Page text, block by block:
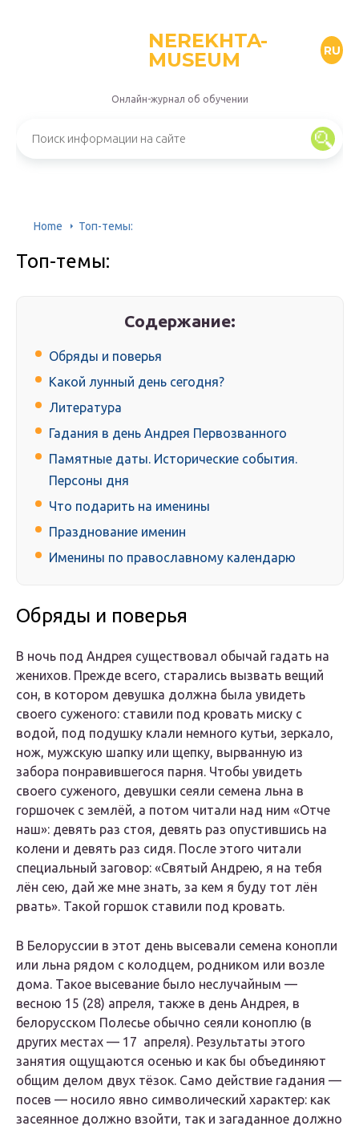
NEREKHTA-
MUSEUM
RU
Онлайн-журнал об обучении
Home Топ-темы:
Топ-темы:
Содержание:
Обряды и поверья
Какой лунный день сегодня?
Литература
Гадания в день Андрея Первозванного
Памятные даты. Исторические события.
Персоны дня
Что подарить на именины
Празднование именин
Именины по православному календарю
Обряды и поверья
В ночь под Андрея существовал обычай гадать на
женихов. Прежде всего, старались вызвать вещий
сон, в котором девушка должна была увидеть
своего суженого: ставили под кровать миску с
водой, под подушку клали немного кутьи, зеркало,
нож, мужскую шапку или щепку, вырванную из
забора понравившегося парня. Чтобы увидеть
своего суженого, девушки сеяли семена льна в
горшочек с землёй, а потом читали над ним «Отче
наш»: девять раз стоя, девять раз опустившись на
колени и девять раз сидя. После этого читали
специальный заговор: «Святый Андрею, я на тебя
лён сею, дай же мне знать, за кем я буду тот лён
рвать». Такой горшок ставили под кровать.
В Белоруссии в этот день высевали семена конопли
или льна рядом с колодцем, родником или возле
дома. Такое высевание было неслучайным —
весною 15 (28) апреля, также в день Андрея, в
белорусском Полесье обычно сеяли коноплю (в
других местах — 17 апреля). Результаты этого
занятия ощущаются осенью и как бы объединяют
общим делом двух тёзок. Само действие гадания —
посев — носило явно символический характер: как
засеянное должно взойти, так и загаданное должно